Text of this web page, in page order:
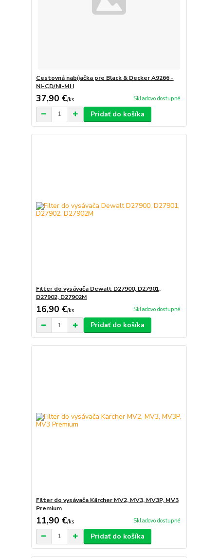
Cestovná nabíjačka pre Black & Decker A9266 -
NI-CD/Ni-MH
37,90 €/ks Skladovo dostupné
Pridať do košíka
Filter do vysávača Dewalt D27900, D27901,
D27902, D27902M
16,90 €/ks Skladovo dostupné
Pridať do košíka
Filter do vysávača Kärcher MV2, MV3, MV3P, MV3
Premium
11,90 €/ks Skladovo dostupné
Pridať do košíka